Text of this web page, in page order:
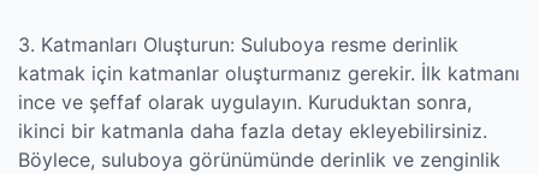
3. Katmanları Oluşturun: Suluboya resme derinlik
katmak için katmanlar oluşturmanız gerekir. İlk katmanı
ince ve şeffaf olarak uygulayın. Kuruduktan sonra,
ikinci bir katmanla daha fazla detay ekleyebilirsiniz.
Böylece, suluboya görünümünde derinlik ve zenginlik